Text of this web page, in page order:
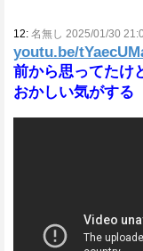
12: 名無し 2025/01/30
youtu.be/
前から思ってたけ
おかしい気がする